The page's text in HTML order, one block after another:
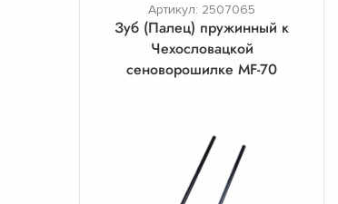
Артикул: 2507065
Зуб (Палец) пружинный к
Чехословацкой
сеноворошилке MF-70